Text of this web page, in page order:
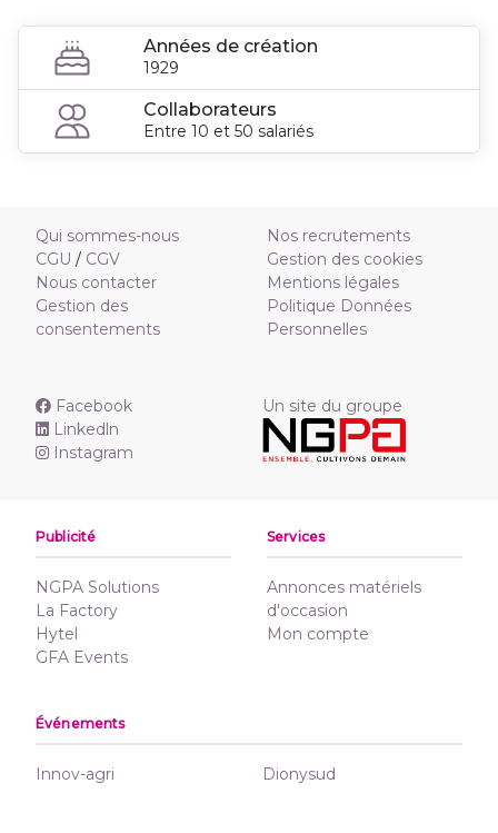
Années de création
1929
Collaborateurs
Entre 10 et 50 salariés
Qui sommes-nous
CGU / CGV
Nous contacter
Gestion des
consentements
Nos recrutements
Gestion des cookies
Mentions légales
Politique Données
Personnelles
Facebook
Linkedln
Instagram
Un site du groupe
Publicité
NGPA Solutions
La Factory
Hytel
GFA Events
Services
Annonces matériels
d'occasion
Mon compte
Événements
Innov-agri Dionysud